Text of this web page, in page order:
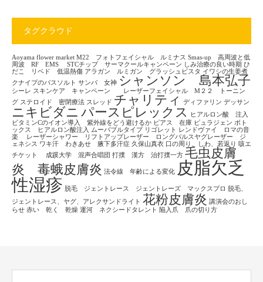
タグクラウド
Aoyama flower market M22 フォトフェイシャル ルミナス Smas-up 高周波と低
周波 RF EMS
STCチップ サーマクールキャンペーン しみ治療の良い時期 ひ
だこ リベド 低温熱傷 アラガン ルミガン グラッシュビスタ イワシの生姜煮
クナイプのバスソルト サンバ 女神 シャンソン 島本弘子
シーレ スキンケア キャンペーン レーザーフェイシャル M２２ トーニン
グ ステロイド 密閉療法 スレッド チャリティ ディファリン デッサン
ニキビダニ パースピレックス
ヒアルロン酸 注入
ビタミンCのイオン導入 紫外線をどう避けるか ピアス 在庫 ピュラジェン ボト
ックス ヒアルロン酸注入
ムーバブルタイプ リゴレット レンドヴァイ ロマの音
楽
レーザーシャワー リフトアップレーザー ロングパルスヤグレーザー ジ
ェネシス ワキ汗 わきあせ 腋下多汗症 久保山真衣 口の周り、しわ、若返り 咳エ
チケット
成蹊大学 混声合唱団 打撲 漢方 治打撲一方 毛虫皮膚
炎 毒蛾皮膚炎 法令線 年齢による変化
皮脂欠乏
性湿疹 脱毛 ジェントレース ジェントレーズ マックスプロ
脱毛、
ジェントレース、ヤグ、アレクサンドライト 花粉皮膚炎 講演会のおし
らせ 赤い 乾く 乾燥 運河 ネクシードタレント 陥入爪 爪の切り方